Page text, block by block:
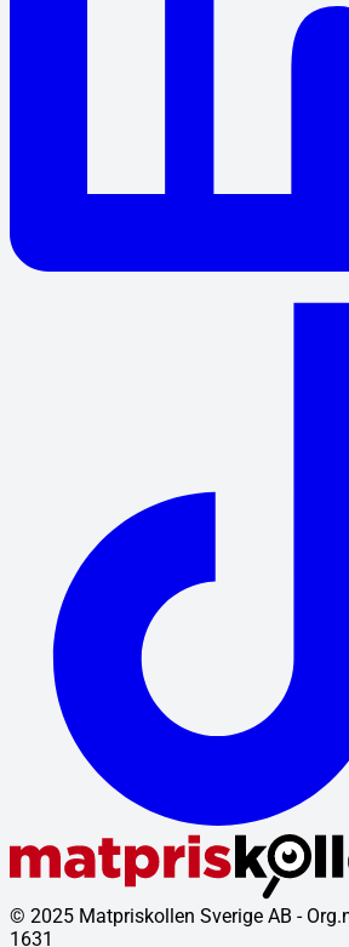
© 2025 Matpriskollen Sverige AB -
1631